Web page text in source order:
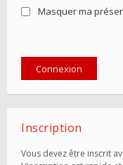
Masquer ma
Inscription
Vous devez être inscrit